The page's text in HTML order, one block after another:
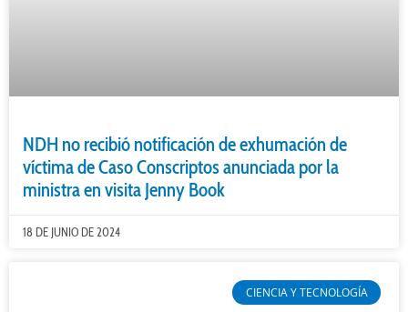
NDH no recibió notificación de exhumación de
víctima de Caso Conscriptos anunciada por la
ministra en visita Jenny Book
18 DE JUNIO DE 2024
CIENCIA Y TECNOLOGÍA